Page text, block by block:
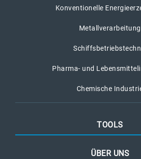
Konventionelle
Metallverarbeitung
Pharma- und
Chemische
TOOLS
ÜBER UNS